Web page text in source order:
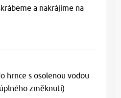
a nakrájíme na
hrnce s osolenou vodou
změknutí)